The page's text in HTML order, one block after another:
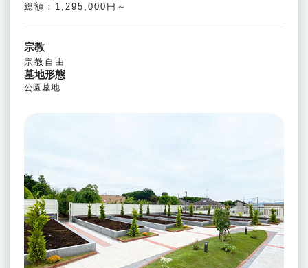
総額：1,295,000円～
宗教
宗教自由
墓地形態
公園墓地